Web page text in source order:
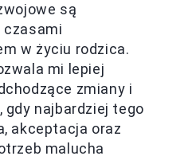
są
czasami
w życiu rodzica.
mi lepiej
zmiany i
gdy najbardziej tego
akceptacja oraz
malucha